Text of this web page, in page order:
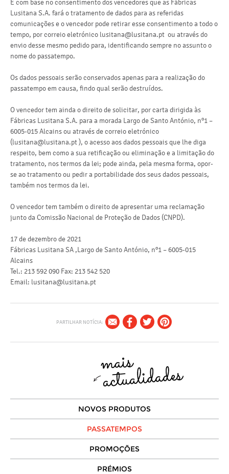
É com base no consentimento dos vencedores que as Fábricas
Lusitana S.A. fará o tratamento de dados para as referidas
comunicações e o vencedor pode retirar esse consentimento a todo o
tempo, por correio eletrónico lusitana@lusitana.pt ou através do
envio desse mesmo pedido para, identificando sempre no assunto o
nome do passatempo.
Os dados pessoais serão conservados apenas para a realização do
passatempo em causa, findo qual serão destruídos.
O vencedor tem ainda o direito de solicitar, por carta dirigida às
Fábricas Lusitana S.A. para a morada Largo de Santo António, nº1 –
6005-015 Alcains ou através de correio eletrónico
(lusitana@lusitana.pt ), o acesso aos dados pessoais que lhe diga
respeito, bem como a sua retificação ou eliminação e a limitação do
tratamento, nos termos da lei; pode ainda, pela mesma forma, opor-
se ao tratamento ou pedir a portabilidade dos seus dados pessoais,
também nos termos da lei.
O vencedor tem também o direito de apresentar uma reclamação
junto da Comissão Nacional de Proteção de Dados (CNPD).
17 de dezembro de 2021
Fábricas Lusitana SA ,Largo de Santo António, nº1 – 6005-015
Alcains
Tel.: 213 592 090 Fax: 213 542 520
Email: lusitana@lusitana.pt
PARTILHAR NOTÍCIA:
NOVOS PRODUTOS
PASSATEMPOS
PROMOÇÕES
PRÉMIOS